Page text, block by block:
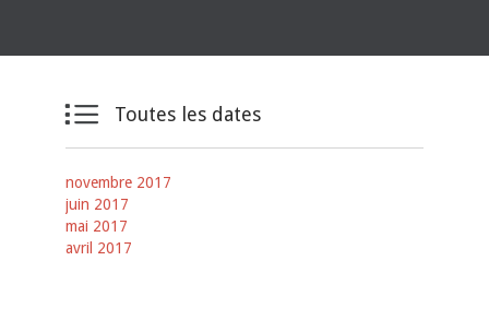
 Toutes les dates
novembre 2017
juin 2017
mai 2017
avril 2017